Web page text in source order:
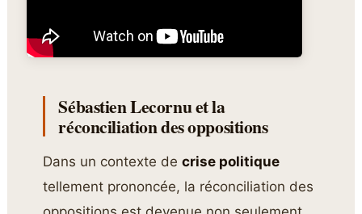
Sébastien Lecornu et la
réconciliation des oppositions
Dans un contexte decrise politique
tellement prononcée, la réconciliation des